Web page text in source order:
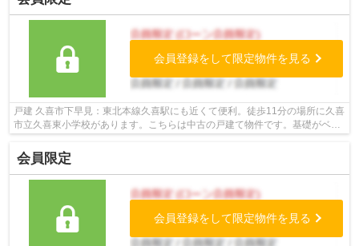
会員登録をして限定物件を見る
戸建 久喜市下早見：東北本線久喜駅にも近くて便利。徒歩11分の場所に久喜
市立久喜東小学校があります。こちらは中古の戸建て物件です。基礎がベタ
基礎となっているので、丈夫な物件で...
会員限定
会員登録をして限定物件を見る